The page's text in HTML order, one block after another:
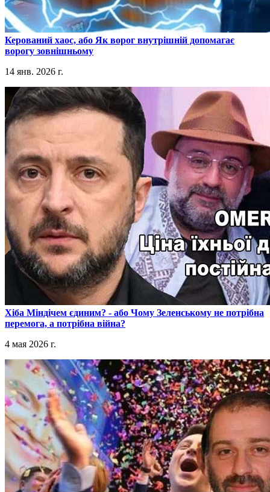
​Керований хаос, або Як ворог внутрішній допомагає
ворогу зовнішньому
14 янв. 2026 г.
​Хіба Міндічем єдиним? - або Чому Зеленському не потрібна
перемога, а потрібна війна?
4 мая 2026 г.